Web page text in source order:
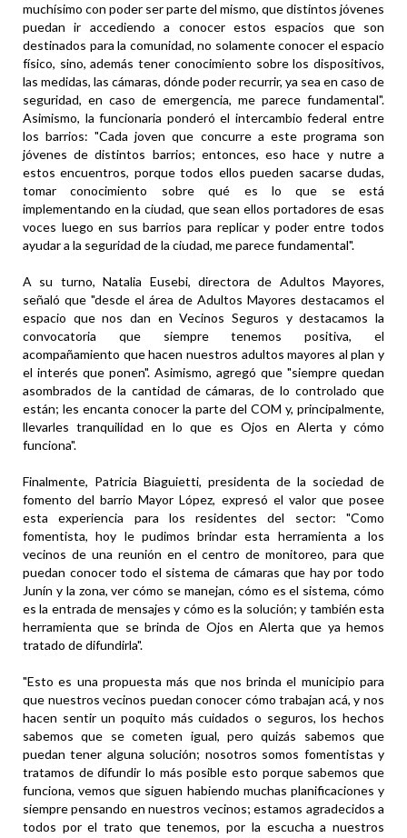
muchísimo con poder ser parte del mismo, que distintos jóvenes
puedan ir accediendo a conocer estos espacios que son
destinados para la comunidad, no solamente conocer el espacio
físico, sino, además tener conocimiento sobre los dispositivos,
las medidas, las cámaras, dónde poder recurrir, ya sea en caso de
seguridad, en caso de emergencia, me parece fundamental".
Asimismo, la funcionaria ponderó el intercambio federal entre
los barrios: "Cada joven que concurre a este programa son
jóvenes de distintos barrios; entonces, eso hace y nutre a
estos encuentros, porque todos ellos pueden sacarse dudas,
tomar conocimiento sobre qué es lo que se está
implementando en la ciudad, que sean ellos portadores de esas
voces luego en sus barrios para replicar y poder entre todos
ayudar a la seguridad de la ciudad, me parece fundamental".
A su turno, Natalia Eusebi, directora de Adultos Mayores,
señaló que "desde el área de Adultos Mayores destacamos el
espacio que nos dan en Vecinos Seguros y destacamos la
convocatoria que siempre tenemos positiva, el
acompañamiento que hacen nuestros adultos mayores al plan y
el interés que ponen". Asimismo, agregó que "siempre quedan
asombrados de la cantidad de cámaras, de lo controlado que
están; les encanta conocer la parte del COM y, principalmente,
llevarles tranquilidad en lo que es Ojos en Alerta y cómo
funciona".
Finalmente, Patricia Biaguietti, presidenta de la sociedad de
fomento del barrio Mayor López, expresó el valor que posee
esta experiencia para los residentes del sector: "Como
fomentista, hoy le pudimos brindar esta herramienta a los
vecinos de una reunión en el centro de monitoreo, para que
puedan conocer todo el sistema de cámaras que hay por todo
Junín y la zona, ver cómo se manejan, cómo es el sistema, cómo
es la entrada de mensajes y cómo es la solución; y también esta
herramienta que se brinda de Ojos en Alerta que ya hemos
tratado de difundirla".
"Esto es una propuesta más que nos brinda el municipio para
que nuestros vecinos puedan conocer cómo trabajan acá, y nos
hacen sentir un poquito más cuidados o seguros, los hechos
sabemos que se cometen igual, pero quizás sabemos que
puedan tener alguna solución; nosotros somos fomentistas y
tratamos de difundir lo más posible esto porque sabemos que
funciona, vemos que siguen habiendo muchas planificaciones y
siempre pensando en nuestros vecinos; estamos agradecidos a
todos por el trato que tenemos, por la escucha a nuestros